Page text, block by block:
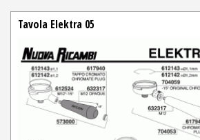
Tavola Elektra 05